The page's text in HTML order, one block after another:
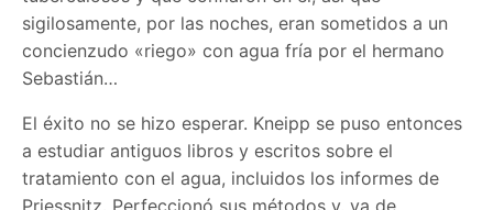
sigilosamente, por las noches, eran sometidos a un
concienzudo «riego» con agua fría por el hermano
Sebastián…
El éxito no se hizo esperar. Kneipp se puso entonces
a estudiar antiguos libros y escritos sobre el
tratamiento con el agua, incluidos los informes de
Priessnitz. Perfeccionó sus métodos y, ya de